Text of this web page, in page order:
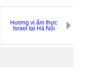
Hương vị ẩm thực
Israel tại Hà Nội